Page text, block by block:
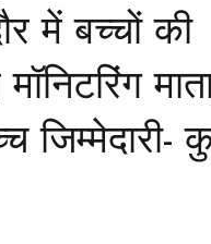
में बच्चों की
जिम्मेदारी-